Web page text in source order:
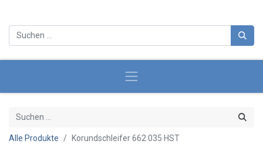
Alle Produkte Korundschleifer 662 035 HST